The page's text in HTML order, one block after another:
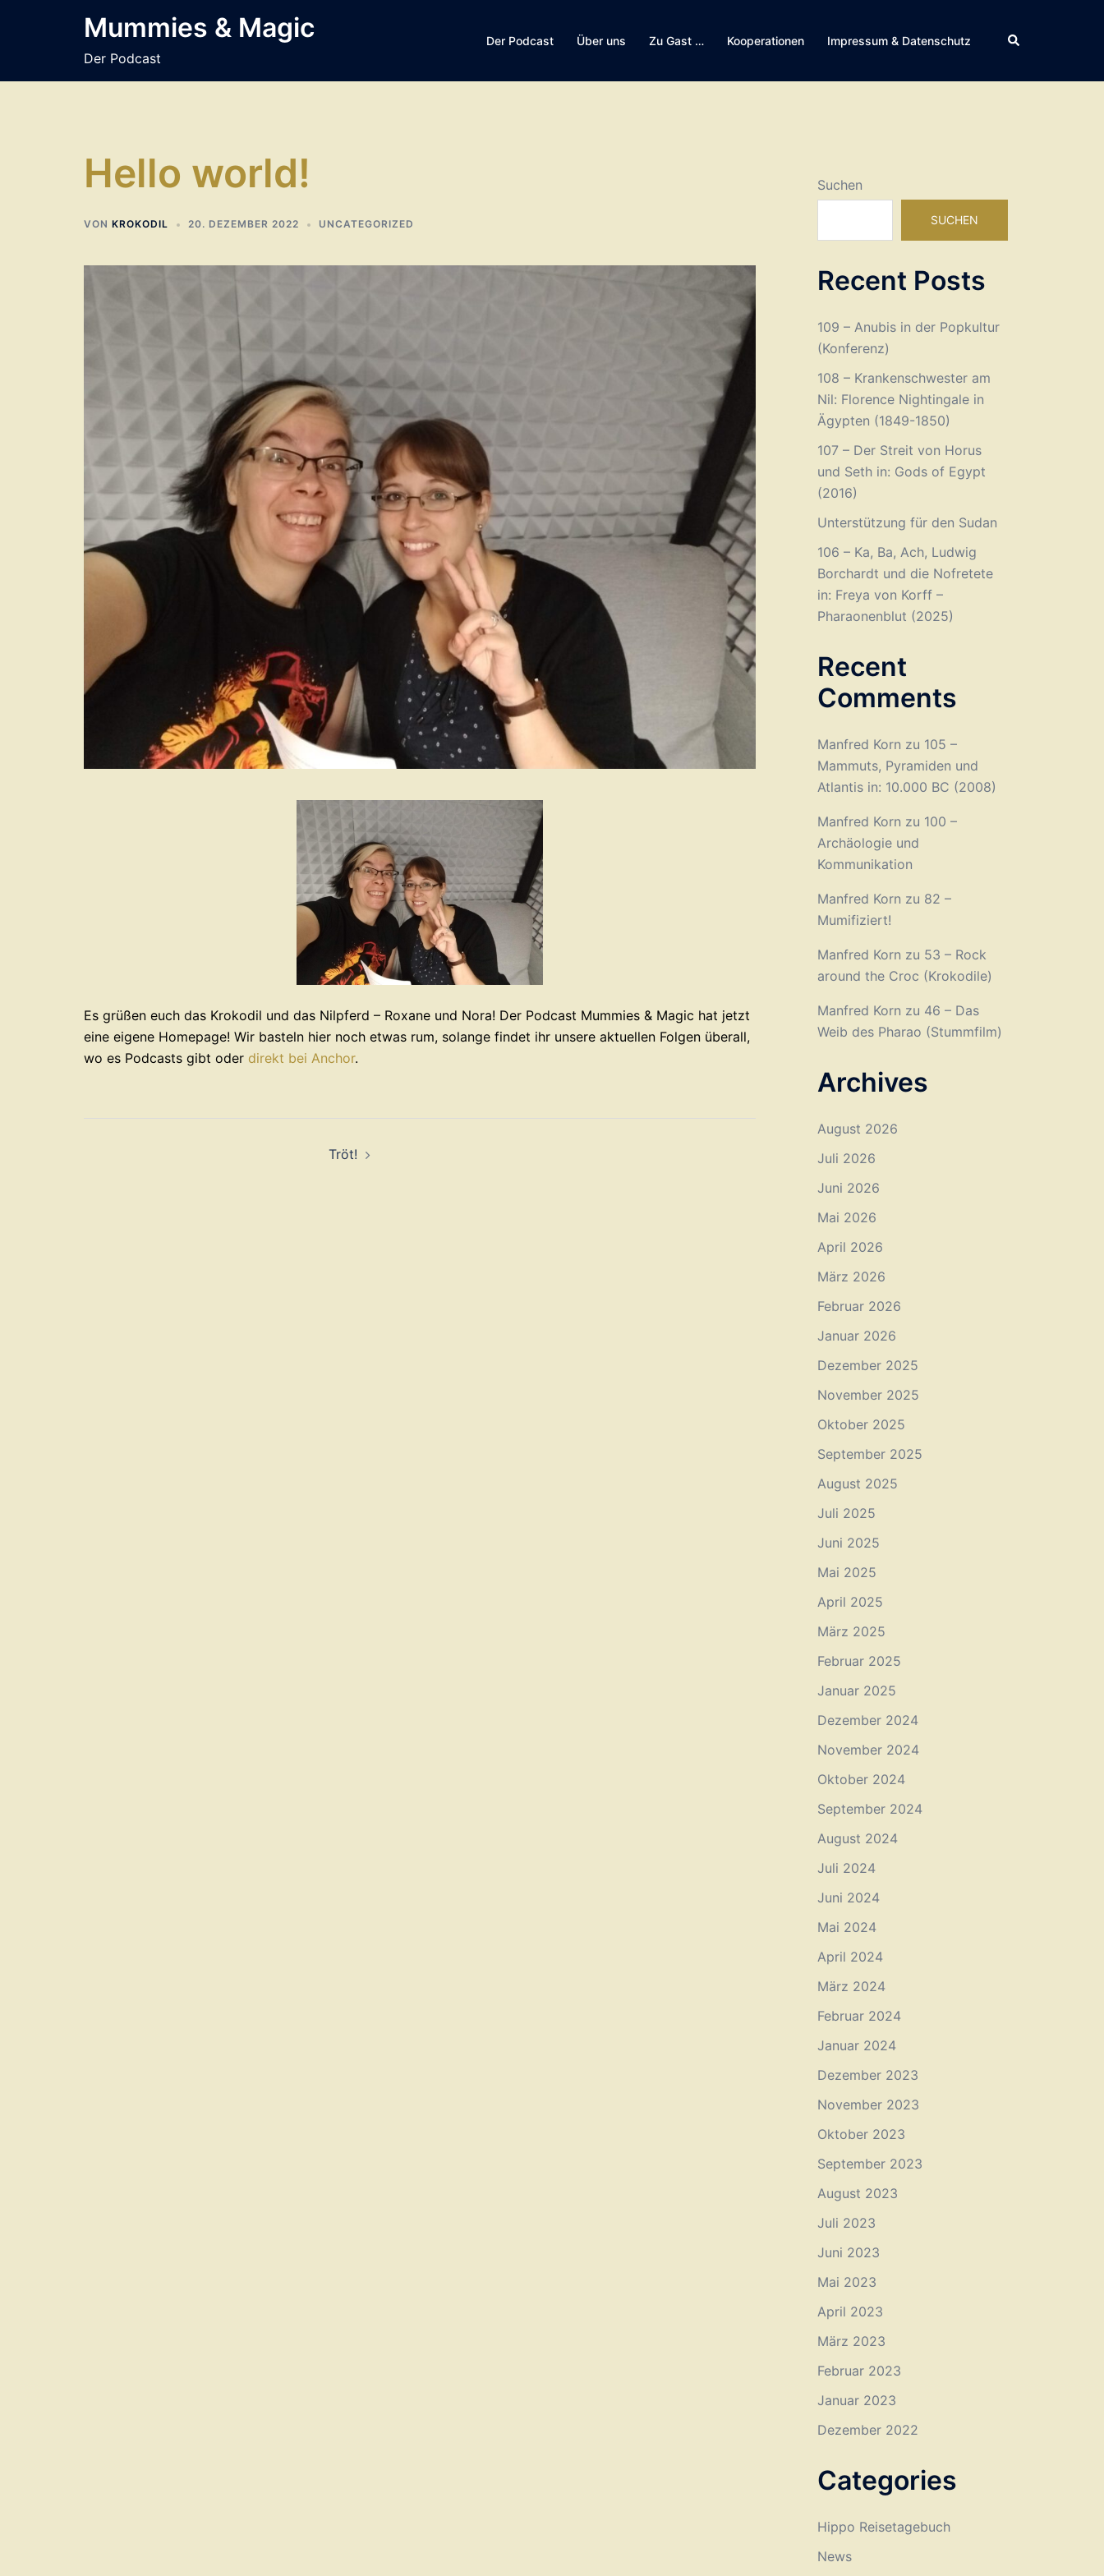
Mummies & Magic
Der Podcast
Der Podcast Über uns Zu Gast … Kooperationen Impressum & Datenschutz Suche
Hello world!
VON KROKODIL 20. DEZEMBER 2022 UNCATEGORIZED
Es grüßen euch das Krokodil und das Nilpferd – Roxane und Nora! Der Podcast Mummies & Magic hat jetzt
eine eigene Homepage! Wir basteln hier noch etwas rum, solange findet ihr unsere aktuellen Folgen überall,
wo es Podcasts gibt oder direkt bei Anchor.
Tröt!
Suchen
SUCHEN
Recent Posts
109 – Anubis in der Popkultur
(Konferenz)
108 – Krankenschwester am
Nil: Florence Nightingale in
Ägypten (1849-1850)
107 – Der Streit von Horus
und Seth in: Gods of Egypt
(2016)
Unterstützung für den Sudan
106 – Ka, Ba, Ach, Ludwig
Borchardt und die Nofretete
in: Freya von Korff –
Pharaonenblut (2025)
Recent
Comments
Manfred Korn zu 105 –
Mammuts, Pyramiden und
Atlantis in: 10.000 BC (2008)
Manfred Korn zu 100 –
Archäologie und
Kommunikation
Manfred Korn zu 82 –
Mumifiziert!
Manfred Korn zu 53 – Rock
around the Croc (Krokodile)
Manfred Korn zu 46 – Das
Weib des Pharao (Stummfilm)
Archives
August 2026
Juli 2026
Juni 2026
Mai 2026
April 2026
März 2026
Februar 2026
Januar 2026
Dezember 2025
November 2025
Oktober 2025
September 2025
August 2025
Juli 2025
Juni 2025
Mai 2025
April 2025
März 2025
Februar 2025
Januar 2025
Dezember 2024
November 2024
Oktober 2024
September 2024
August 2024
Juli 2024
Juni 2024
Mai 2024
April 2024
März 2024
Februar 2024
Januar 2024
Dezember 2023
November 2023
Oktober 2023
September 2023
August 2023
Juli 2023
Juni 2023
Mai 2023
April 2023
März 2023
Februar 2023
Januar 2023
Dezember 2022
Categories
Hippo Reisetagebuch
News